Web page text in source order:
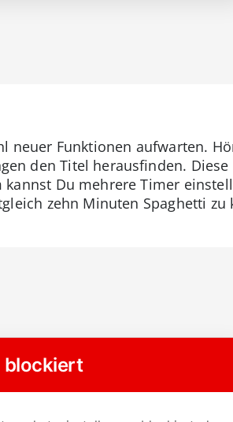
neuer Funktionen aufwarten.
den Titel herausfinden.
Du mehrere Timer
zehn Minuten Spaghetti zu